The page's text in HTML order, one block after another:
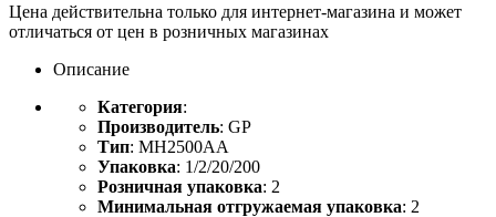
Цена действительна только для интернет-магазина и может
отличаться от цен в розничных магазинах
Описание
Категория:
Производитель: GP
Тип: MH2500AA
Упаковка: 1/2/20/200
Розничная упаковка: 2
Минимальная отгружаемая упаковка: 2